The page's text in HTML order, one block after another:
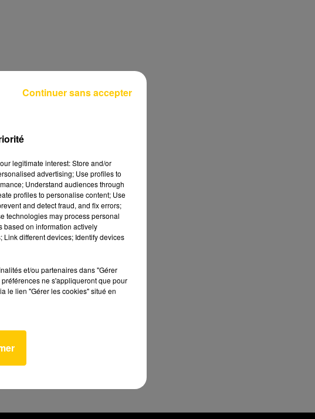
legitimate interest: Store and/or
advertising; Use profiles to
Understand audiences through
profiles to personalise content; Use
and detect fraud, and fix errors;
technologies may process personal
based on information actively
different devices; Identify devices
et/ou partenaires dans "Gérer
ne s'appliqueront que pour
le lien "Gérer les cookies" situé en
Continuer sans accepter